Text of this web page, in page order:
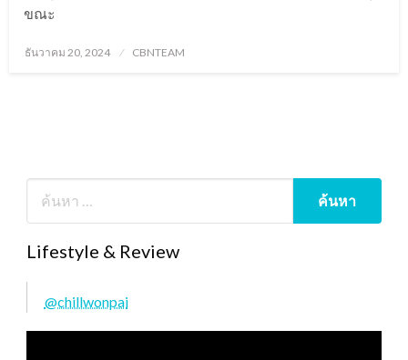
ขณะ
Posted
ธันวาคม 20, 2024 CBNTEAM
Lifestyle & Review
@chillwonpai